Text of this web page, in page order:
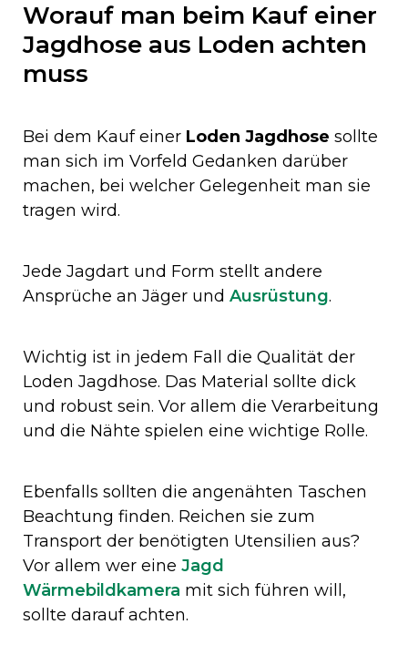
Worauf man beim Kauf einer
Jagdhose aus Loden achten
muss
Bei dem Kauf einer Loden Jagdhose sollte
man sich im Vorfeld Gedanken darüber
machen, bei welcher Gelegenheit man sie
tragen wird.
Jede Jagdart und Form stellt andere
Ansprüche an Jäger und Ausrüstung.
Wichtig ist in jedem Fall die Qualität der
Loden Jagdhose. Das Material sollte dick
und robust sein. Vor allem die Verarbeitung
und die Nähte spielen eine wichtige Rolle.
Ebenfalls sollten die angenähten Taschen
Beachtung finden. Reichen sie zum
Transport der benötigten Utensilien aus?
Vor allem wer eine Jagd
Wärmebildkamera mit sich führen will,
sollte darauf achten.